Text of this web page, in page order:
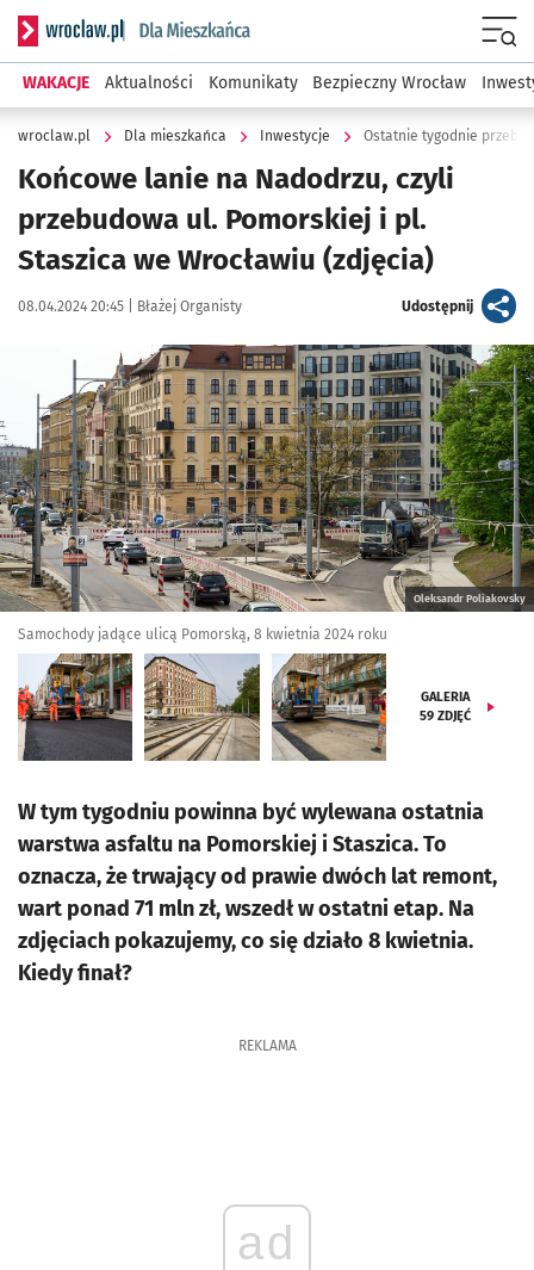
Serwis informacyjny wroclaw.pl podserwis: Dla mieszkańca
WAKACJE Aktualności Komunikaty Bezpieczny Wrocław
wroclaw.pl Dla mieszkańca Inwestycje Ostatnie tygodnie
Końcowe lanie na Nadodrzu, czyli
przebudowa ul. Pomorskiej i pl.
Staszica we Wrocławiu (zdjęcia)
Data publikacji:
08.04.2024 20:45 | Autor:
Błażej Organisty Udostępnijartykuł
Kliknij, aby zobaczyć galerię
Oleksandr Poliakovsky
Samochody jadące ulicą Pomorską, 8 kwietnia 2024 roku
GALERIA
59 ZDJĘĆ
W tym tygodniu powinna być wylewana ostatnia
warstwa asfaltu na Pomorskiej i Staszica. To
oznacza, że trwający od prawie dwóch lat remont,
wart ponad 71 mln zł, wszedł w ostatni etap. Na
zdjęciach pokazujemy, co się działo 8 kwietnia.
Kiedy finał?
REKLAMA
ad